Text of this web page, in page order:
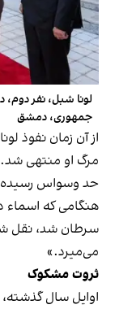
لونا شبل، نفر
جمهوری، دمشق
از آن زمان نفوذ
مرگ او منتهی شد.
حد وسواس رسیده
سرطان شد، نقل
می‌میرد.»
ثروت مشکوک
اوایل سال